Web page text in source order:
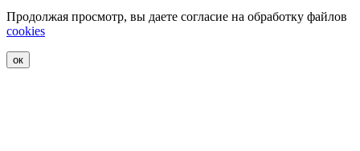
Продолжая просмотр, вы даете согласие на обработку файлов
cookies
ок